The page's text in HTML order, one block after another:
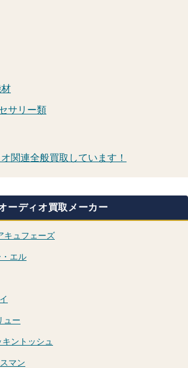
サリー類
関連全般買取しています！
ーディオ買取メーカー
キュフェーズ
エル
ュー
キントッシュ
マン